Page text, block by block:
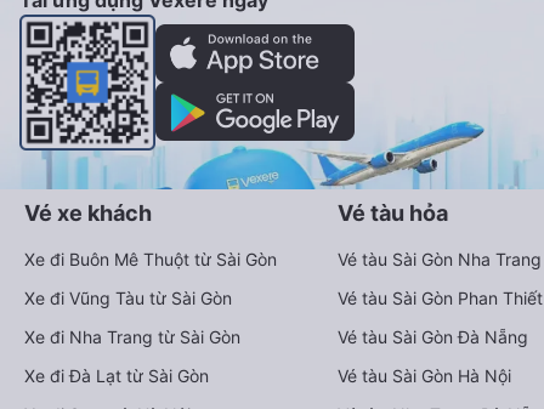
Vé xe khách
Xe đi Buôn Mê Thuột từ Sài Gòn
Xe đi Vũng Tàu từ Sài Gòn
Xe đi Nha Trang từ Sài Gòn
Xe đi Đà Lạt từ Sài Gòn
Vé tàu hỏa
Vé tàu Sài Gòn Nha Trang
Vé tàu Sài Gòn Phan Thiết
Vé tàu Sài Gòn Đà Nẵng
Vé tàu Sài Gòn Hà Nội